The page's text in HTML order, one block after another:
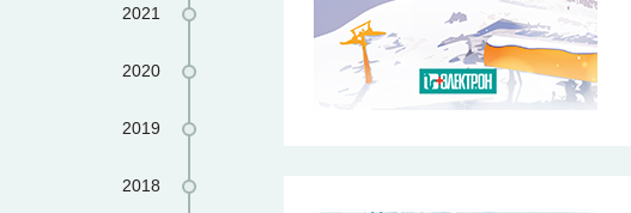
2021
2020
2019
2018